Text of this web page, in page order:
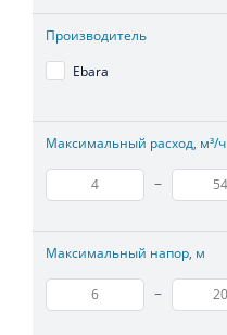
Производитель
Ebara
Максимальный расход, м³/ч
–
Максимальный напор, м
–